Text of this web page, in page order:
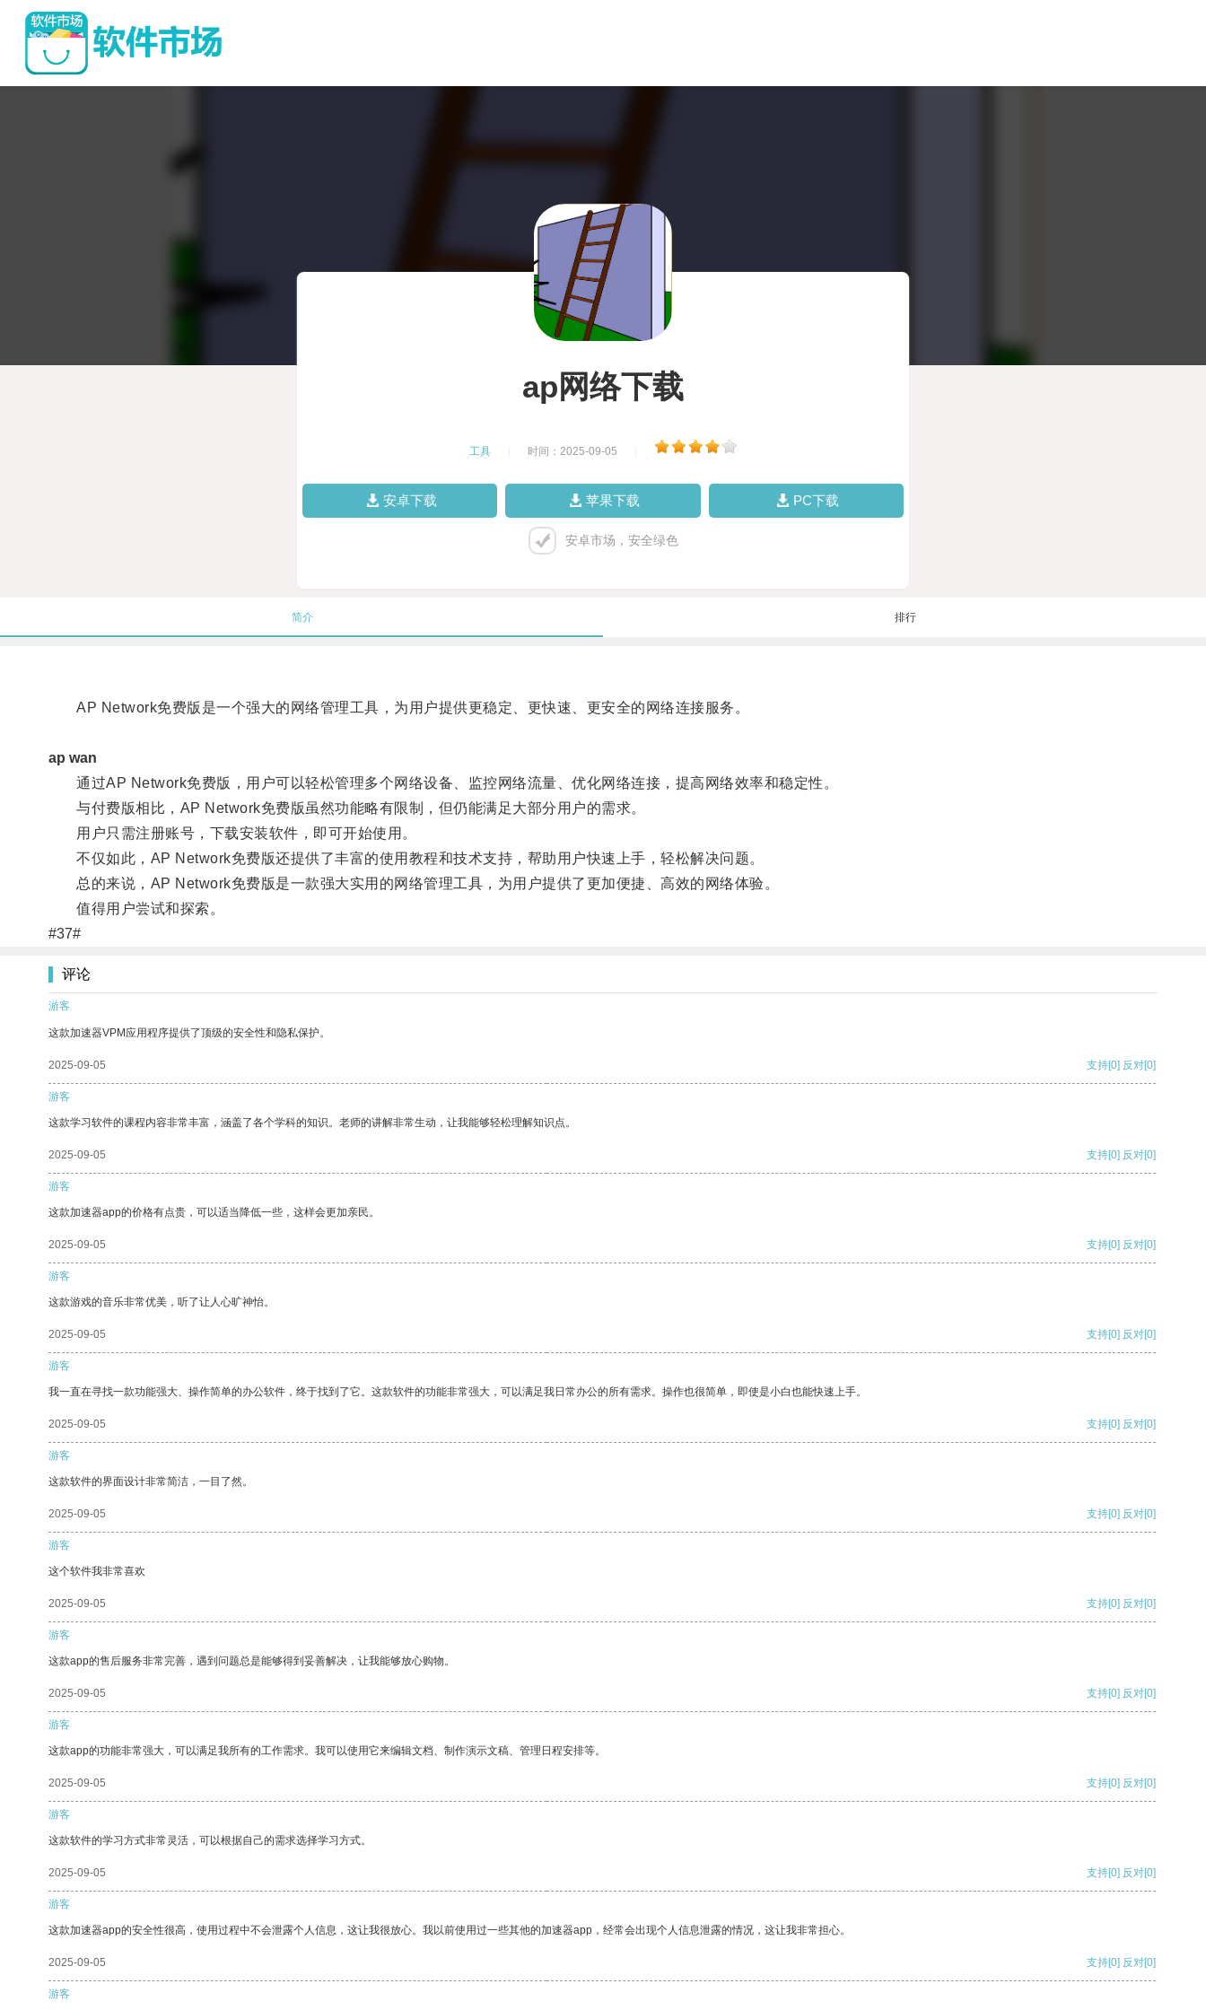
ap网络下载
工具 时间：2025-09-05
安卓下载 苹果下载 PC下载
安卓市场，安全绿色
简介 排行
AP Network免费版是一个强大的网络管理工具，为用户提供更稳定、更快速、更安全的网络连接服务。
ap wan
通过AP Network免费版，用户可以轻松管理多个网络设备、监控网络流量、优化网络连接，提高网络效率和稳定性。
与付费版相比，AP Network免费版虽然功能略有限制，但仍能满足大部分用户的需求。
用户只需注册账号，下载安装软件，即可开始使用。
不仅如此，AP Network免费版还提供了丰富的使用教程和技术支持，帮助用户快速上手，轻松解决问题。
总的来说，AP Network免费版是一款强大实用的网络管理工具，为用户提供了更加便捷、高效的网络体验。
值得用户尝试和探索。
#37#
评论
游客
这款加速器VPM应用程序提供了顶级的安全性和隐私保护。
2025-09-05 支持[0] 反对[0]
游客
这款学习软件的课程内容非常丰富，涵盖了各个学科的知识。老师的讲解非常生动，让我能够轻松理解知识点。
2025-09-05 支持[0] 反对[0]
游客
这款加速器app的价格有点贵，可以适当降低一些，这样会更加亲民。
2025-09-05 支持[0] 反对[0]
游客
这款游戏的音乐非常优美，听了让人心旷神怡。
2025-09-05 支持[0] 反对[0]
游客
我一直在寻找一款功能强大、操作简单的办公软件，终于找到了它。这款软件的功能非常强大，可以满足我日常办公的所有需求。操作也很简单，即使是小白也能快速上手。
2025-09-05 支持[0] 反对[0]
游客
这款软件的界面设计非常简洁，一目了然。
2025-09-05 支持[0] 反对[0]
游客
这个软件我非常喜欢
2025-09-05 支持[0] 反对[0]
游客
这款app的售后服务非常完善，遇到问题总是能够得到妥善解决，让我能够放心购物。
2025-09-05 支持[0] 反对[0]
游客
这款app的功能非常强大，可以满足我所有的工作需求。我可以使用它来编辑文档、制作演示文稿、管理日程安排等。
2025-09-05 支持[0] 反对[0]
游客
这款软件的学习方式非常灵活，可以根据自己的需求选择学习方式。
2025-09-05 支持[0] 反对[0]
游客
这款加速器app的安全性很高，使用过程中不会泄露个人信息，这让我很放心。我以前使用过一些其他的加速器app，经常会出现个人信息泄露的情况，这让我非常担心。
2025-09-05 支持[0] 反对[0]
游客